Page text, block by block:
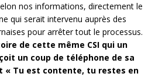
nos informations, directement le
qui serait intervenu auprès des
pour arrêter tout le processus.
de cette même CSI qui un
un coup de téléphone de sa
« Tu est contente, tu restes en